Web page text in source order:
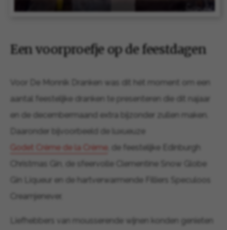
Een voorproefje op de feestdagen
Voor De Monnik Dranken was dit hét moment om een
aantal feestelijke dranken te presenteren die dit najaar
en de decembermaand extra bijzonder zullen maken.
Daaronder bijvoorbeeld de luxueuze
Godet Crème de la Crème
, de feestelijke Edinburgh
Christmas Gin, de sfeervolle Clementine Snow Globe
Gin Liqueur en de hartverwarmende Filliers Speculoos
Creamjenever.
Liefhebbers van mousserende wijnen konden genieten